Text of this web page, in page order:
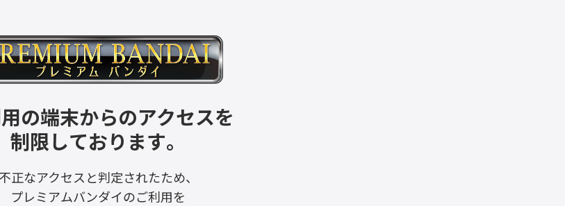
の端末からのアクセスを
制限しております。
正なアクセスと判定されたため、
プレミアムバンダイのご利用を